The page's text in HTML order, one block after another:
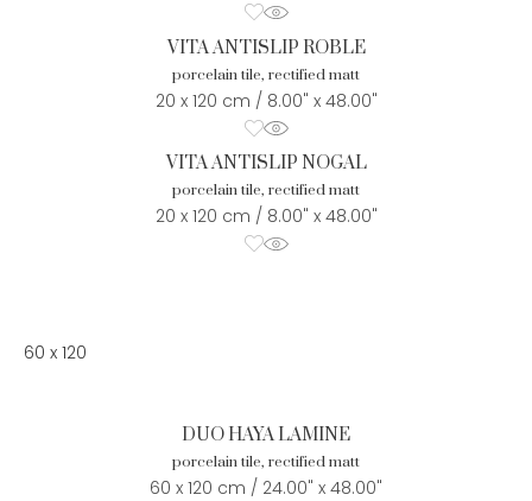
VITA ANTISLIP ROBLE
porcelain tile, rectified matt
20 x 120 cm / 8.00" x 48.00"
VITA ANTISLIP NOGAL
porcelain tile, rectified matt
20 x 120 cm / 8.00" x 48.00"
60 x 120
DUO HAYA LAMINE
porcelain tile, rectified matt
60 x 120 cm / 24.00" x 48.00"